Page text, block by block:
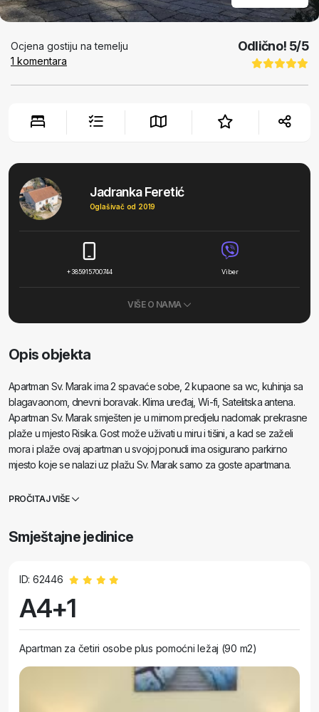
Ocjena gostiju na temelju
1 komentara
Odlično! 5/5
Jadranka Feretić
Oglašivač od 2019
+385915700744 Viber
VIŠE O NAMA
Opis objekta
Apartman Sv. Marak ima 2 spavaće sobe, 2 kupaone sa wc, kuhinja sa
blagavaonom, dnevni boravak. Klima uređaj, Wi-fi, Satelitska antena.
Apartman Sv. Marak smješten je u mirnom predjelu nadomak prekrasne
plaže u mjesto Risika. Gost može uživati u miru i tišini, a kad se zaželi
mora i plaže ovaj apartman u svojoj ponudi ima osigurano parkirno
mjesto koje se nalazi uz plažu Sv. Marak samo za goste apartmana.
PROČITAJ VIŠE
Smještajne jedinice
ID: 62446
A4+1
Apartman za četiri osobe plus pomoćni ležaj (90 m2)